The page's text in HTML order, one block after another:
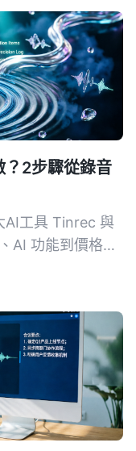
2步驟從錄音
AI工具 Tinrec 與
AI 功能到價格方